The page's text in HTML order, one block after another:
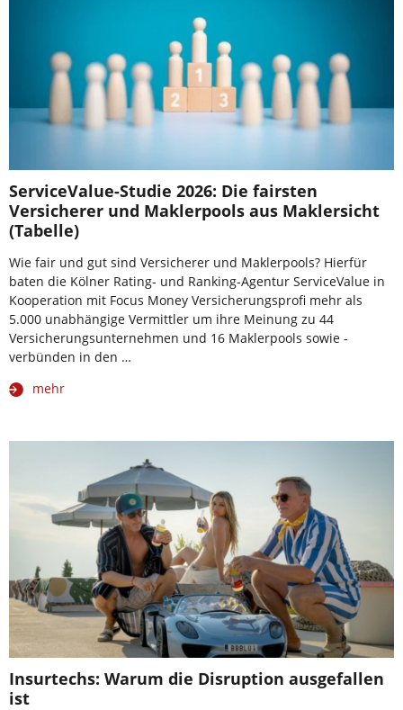
ServiceValue-Studie 2026: Die fairsten
Versicherer und Maklerpools aus Maklersicht
(Tabelle)
Wie fair und gut sind Versicherer und Maklerpools? Hierfür
baten die Kölner Rating- und Ranking-Agentur ServiceValue in
Kooperation mit Focus Money Versicherungsprofi mehr als
5.000 unabhängige Vermittler um ihre Meinung zu 44
Versicherungsunternehmen und 16 Maklerpools sowie -
verbünden in den …
mehr
Insurtechs: Warum die Disruption ausgefallen
ist